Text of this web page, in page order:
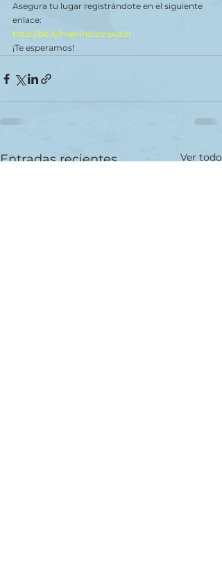
Asegura tu lugar registrándote en el siguiente
enlace:
http://bit.ly/merlindistributor
¡Te esperamos!
Entradas recientes Ver todo